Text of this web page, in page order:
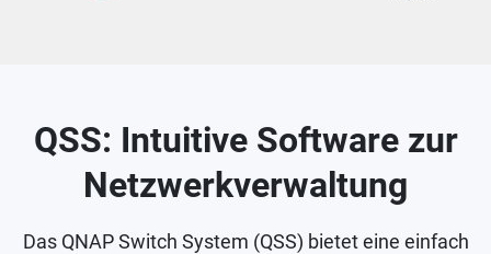
QSS: Intuitive Software zur
Netzwerkverwaltung
Das QNAP Switch System (QSS) bietet eine einfach